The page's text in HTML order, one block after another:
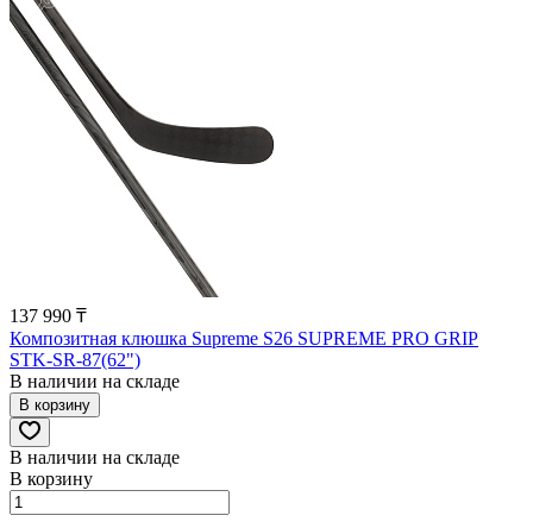
137 990 ₸
Композитная клюшка Supreme S26 SUPREME PRO GRIP
STK-SR-87(62")
В наличии на складе
В корзину
В наличии на складе
В корзину